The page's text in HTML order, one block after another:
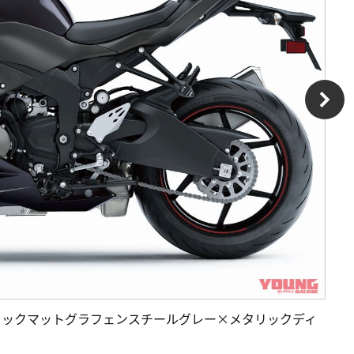
クマットグラフェンスチールグレー×メタリックディ